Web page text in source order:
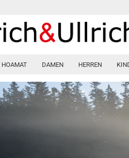
HOAMAT DAMEN HERREN